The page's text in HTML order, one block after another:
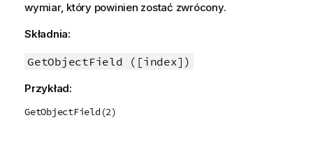
wymiar, który powinien zostać zwrócony.
Składnia:
GetObjectField ([index])
Przykład:
GetObjectField(2)